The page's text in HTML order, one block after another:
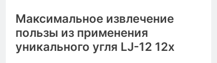
Максимальное извлечение
пользы из применения
уникального угля LJ-12 12x